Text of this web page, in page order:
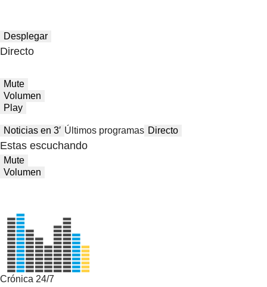
Desplegar
Directo
Mute
Volumen
Play
Noticias en 3′ Últimos programas Directo
Estas escuchando
Mute
Volumen
Crónica 24/7